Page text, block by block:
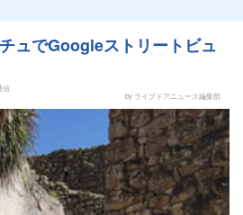
ュでGoogleストリートビュ
信
by ライブドアニュース編集部